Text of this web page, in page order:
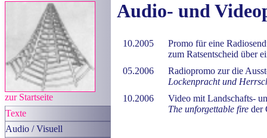
zur Startseite
Texte
Audio / Visuell
Audio- und
10.2005
Promo für eine
zum Ratsentscheid über
05.2006
Radiopromo zur die
Lockenpracht und
10.2006
Video mit Landschafts-
The unforgettable fire der